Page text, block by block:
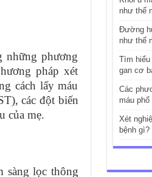
những phương
pháp xét
cách lấy máu
các đột biến
của mẹ.
sàng lọc thông
như thế
Đường
như thế
Tìm
gan cơ
Các
máu phổ
Xét
bệnh gì?